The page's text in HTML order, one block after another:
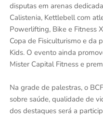
disputas em arenas
Calistenia, Kettlebell com
Powerlifting, Bike e Fitness
Copa de Fisiculturismo e da
Kids. O evento ainda
Mister Capital Fitness e
Na grade de palestras, o
sobre saúde, qualidade de
dos destaques será a